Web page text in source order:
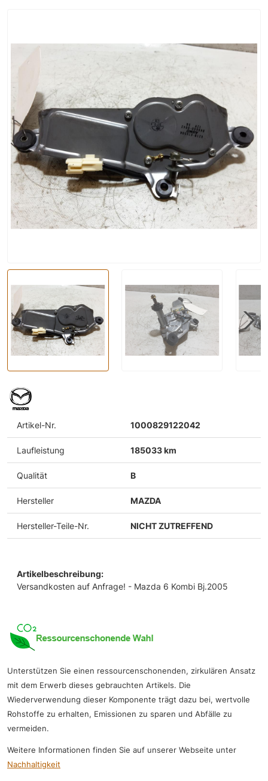
Artikel-Nr. 1000829122042
Laufleistung 185033 km
Qualität B
Hersteller MAZDA
Hersteller-Teile-Nr. NICHT ZUTREFFEND
Artikelbeschreibung:
Versandkosten auf Anfrage! - Mazda 6 Kombi Bj.2005
Unterstützen Sie einen ressourcenschonenden, zirkulären Ansatz
mit dem Erwerb dieses gebrauchten Artikels. Die
Wiederverwendung dieser Komponente trägt dazu bei, wertvolle
Rohstoffe zu erhalten, Emissionen zu sparen und Abfälle zu
vermeiden.
Weitere Informationen finden Sie auf unserer Webseite unter
Nachhaltigkeit